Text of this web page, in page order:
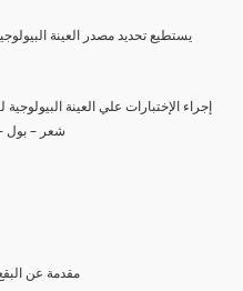
(6) يستطيع تحديد مصدر العينة
شعر – بول
1- مقدمة عن